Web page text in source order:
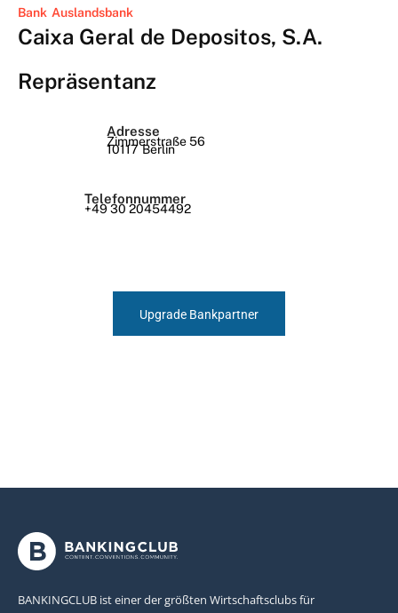
Bank Auslandsbank
Caixa Geral de Depositos, S.A.
Repräsentanz
Adresse
Zimmerstraße 56
10117 Berlin
Telefonnummer
+49 30 20454492
Upgrade Bankpartner
BANKINGCLUB ist einer der größten Wirtschaftsclubs für